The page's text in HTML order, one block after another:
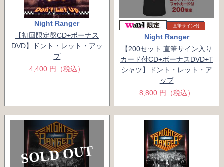
Night Ranger
【初回限定盤CD+ボーナス
DVD】ドント・レット・アッ
プ
4,400 円（税込）
直筆サイン付
Night Ranger
【200セット 直筆サイン入り
カード付CD+ボーナスDVD+T
シャツ】ドント・レット・ア
ップ
8,800 円（税込）
SOLD OUT